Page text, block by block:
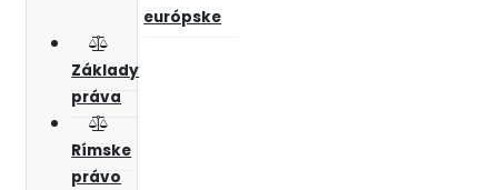
európske
Základy
práva
Rímske
právo